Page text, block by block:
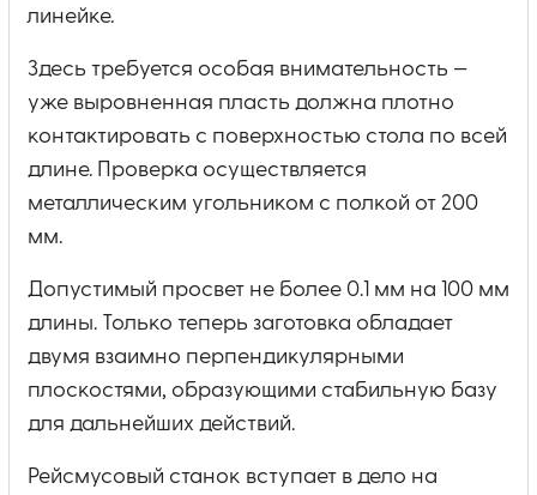
линейке.
Здесь требуется особая внимательность —
уже выровненная пласть должна плотно
контактировать с поверхностью стола по всей
длине. Проверка осуществляется
металлическим угольником с полкой от 200
мм.
Допустимый просвет не более 0.1 мм на 100 мм
длины. Только теперь заготовка обладает
двумя взаимно перпендикулярными
плоскостями, образующими стабильную базу
для дальнейших действий.
Рейсмусовый станок вступает в дело на